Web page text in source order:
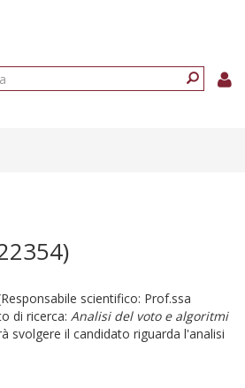
scientifico: Prof.ssa
di ricerca: Analisi del voto e algoritmi
svolgere il candidato riguarda l'analisi